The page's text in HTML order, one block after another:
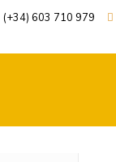
(+34) 603 710 979